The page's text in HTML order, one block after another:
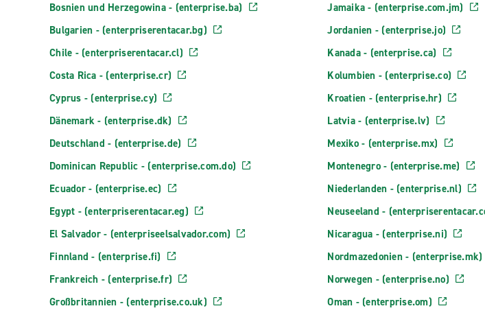
Bosnien und Herzegowina - (enterprise.ba)
Bulgarien - (enterpriserentacar.bg)
Chile - (enterpriserentacar.cl)
Costa Rica - (enterprise.cr)
Cyprus - (enterprise.cy)
Dänemark - (enterprise.dk)
Deutschland - (enterprise.de)
Dominican Republic - (enterprise.com.do)
Ecuador - (enterprise.ec)
Egypt - (enterpriserentacar.eg)
El Salvador - (enterpriseelsalvador.com)
Finnland - (enterprise.fi)
Frankreich - (enterprise.fr)
Großbritannien - (enterprise.co.uk)
Jamaika - (enterprise.com.jm)
Jordanien - (enterprise.jo)
Kanada - (enterprise.ca)
Kolumbien - (enterprise.co)
Kroatien - (enterprise.hr)
Latvia - (enterprise.lv)
Mexiko - (enterprise.mx)
Montenegro - (enterprise.me)
Niederlanden - (enterprise.nl)
Neuseeland -
Nicaragua - (enterprise.ni)
Nordmazedonien - (enterprise.mk)
Norwegen - (enterprise.no)
Oman - (enterprise.om)